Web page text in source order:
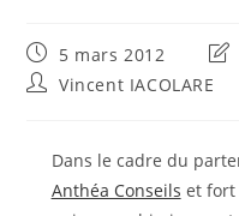
Publication
publiée :
5 mars 2012
de
Auteur/autrice
publication :
Vincent IACOLARE
Dans le cadre du
Anthéa Conseils et fort